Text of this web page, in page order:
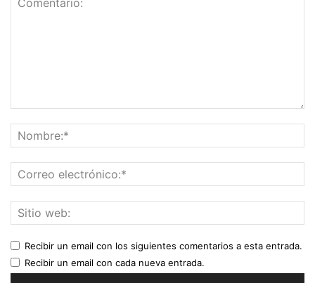
Recibir un email con los siguientes comentarios a esta entrada.
Recibir un email con cada nueva entrada.